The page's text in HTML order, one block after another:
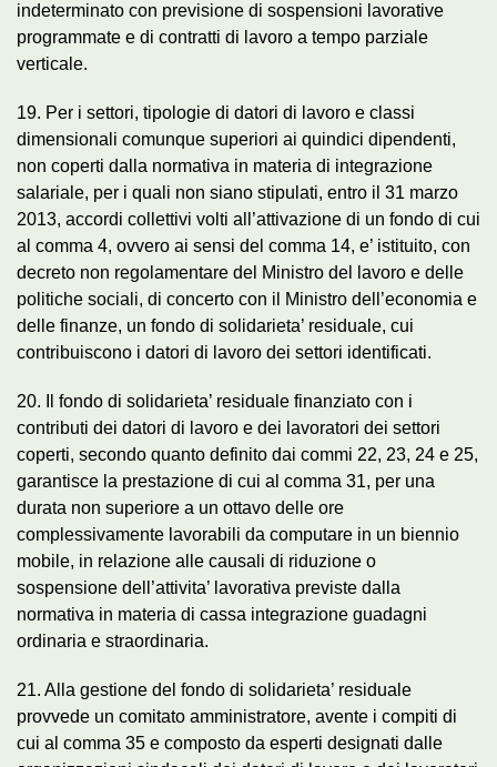
indeterminato con previsione di sospensioni lavorative
programmate e di contratti di lavoro a tempo parziale
verticale.
19. Per i settori, tipologie di datori di lavoro e classi
dimensionali comunque superiori ai quindici dipendenti,
non coperti dalla normativa in materia di integrazione
salariale, per i quali non siano stipulati, entro il 31 marzo
2013, accordi collettivi volti all’attivazione di un fondo di cui
al comma 4, ovvero ai sensi del comma 14, e’ istituito, con
decreto non regolamentare del Ministro del lavoro e delle
politiche sociali, di concerto con il Ministro dell’economia e
delle finanze, un fondo di solidarieta’ residuale, cui
contribuiscono i datori di lavoro dei settori identificati.
20. Il fondo di solidarieta’ residuale finanziato con i
contributi dei datori di lavoro e dei lavoratori dei settori
coperti, secondo quanto definito dai commi 22, 23, 24 e 25,
garantisce la prestazione di cui al comma 31, per una
durata non superiore a un ottavo delle ore
complessivamente lavorabili da computare in un biennio
mobile, in relazione alle causali di riduzione o
sospensione dell’attivita’ lavorativa previste dalla
normativa in materia di cassa integrazione guadagni
ordinaria e straordinaria.
21. Alla gestione del fondo di solidarieta’ residuale
provvede un comitato amministratore, avente i compiti di
cui al comma 35 e composto da esperti designati dalle